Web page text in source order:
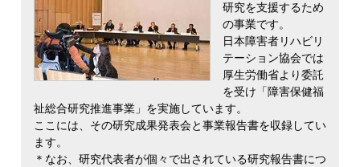
研究を支援するため
の事業です。
日本障害者リハビリ
テーション協会では
厚生労働省より委託
を受け「障害保健福
祉総合研究推進事業」を実施しています。
ここには、その研究成果発表会と事業報告書を収録してい
ます。
＊なお、研究代表者が個々で出されている研究報告書につ